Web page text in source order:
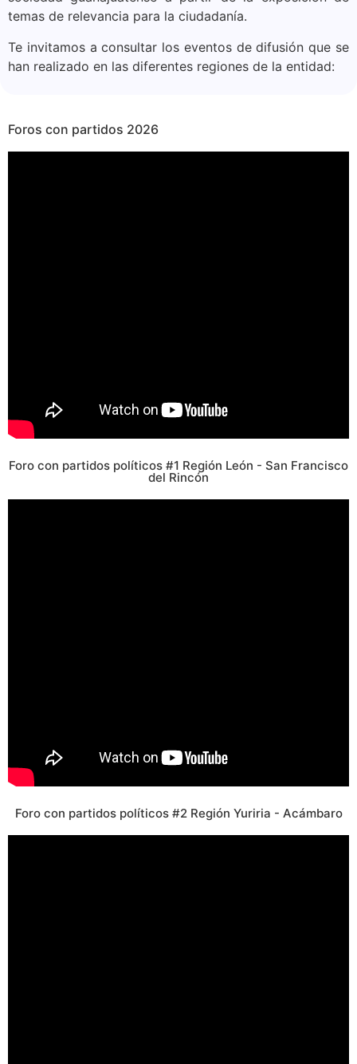
temas de relevancia para la ciudadanía.
Te invitamos a consultar los eventos de difusión que se
han realizado en las diferentes regiones de la entidad:
Foros con partidos 2026
Foro con partidos políticos #1 Región León - San Francisco
del Rincón
Foro con partidos políticos #2 Región Yuriria - Acámbaro